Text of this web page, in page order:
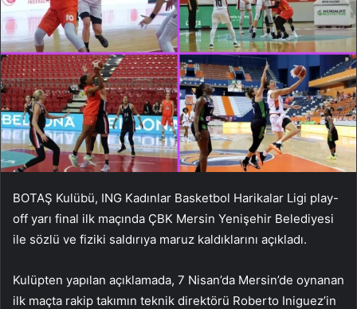
BOTAŞ Kulübü, ING Kadınlar Basketbol Harikalar Ligi play-
off yarı final ilk maçında ÇBK Mersin Yenişehir Belediyesi
ile sözlü ve fiziki saldırıya maruz kaldıklarını açıkladı.
Kulüpten yapılan açıklamada, 7 Nisan’da Mersin’de oynanan
ilk maçta rakip takımın teknik direktörü Roberto Iniguez’in